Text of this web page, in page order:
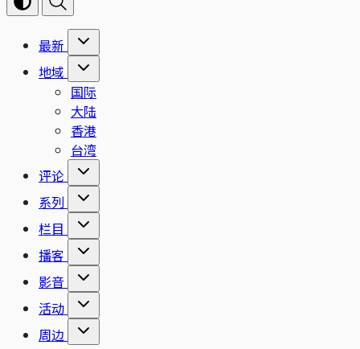
最新
地域
国际
大陆
香港
台湾
评论
系列
栏目
播客
影音
活动
周边